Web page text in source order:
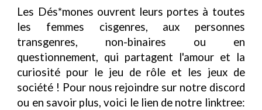
Les Dés*mones ouvrent leurs portes à toutes
les femmes cisgenres, aux personnes
transgenres, non-binaires ou en
questionnement, qui partagent l'amour et la
curiosité pour le jeu de rôle et les jeux de
société ! Pour nous rejoindre sur notre discord
ou en savoir plus, voici le lien de notre linktree: